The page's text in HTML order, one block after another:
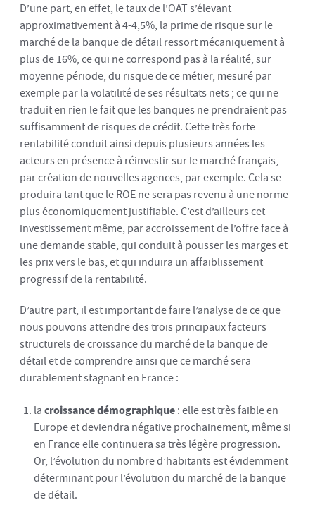
D’une part, en effet, le taux de l’OAT s’élevant
approximativement à 4-4,5%, la prime de risque sur le
marché de la banque de détail ressort mécaniquement à
plus de 16%, ce qui ne correspond pas à la réalité, sur
moyenne période, du risque de ce métier, mesuré par
exemple par la volatilité de ses résultats nets ; ce qui ne
traduit en rien le fait que les banques ne prendraient pas
suffisamment de risques de crédit. Cette très forte
rentabilité conduit ainsi depuis plusieurs années les
acteurs en présence à réinvestir sur le marché français,
par création de nouvelles agences, par exemple. Cela se
produira tant que le ROE ne sera pas revenu à une norme
plus économiquement justifiable. C’est d’ailleurs cet
investissement même, par accroissement de l’offre face à
une demande stable, qui conduit à pousser les marges et
les prix vers le bas, et qui induira un affaiblissement
progressif de la rentabilité.
D’autre part, il est important de faire l’analyse de ce que
nous pouvons attendre des trois principaux facteurs
structurels de croissance du marché de la banque de
détail et de comprendre ainsi que ce marché sera
durablement stagnant en France :
la croissance démographique : elle est très faible en
Europe et deviendra négative prochainement, même si
en France elle continuera sa très légère progression.
Or, l’évolution du nombre d’habitants est évidemment
déterminant pour l’évolution du marché de la banque
de détail.